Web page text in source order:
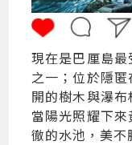
現在是巴厘島
之一；位於隱
開的樹木與瀑
當陽光照耀下
徹的水池，美不